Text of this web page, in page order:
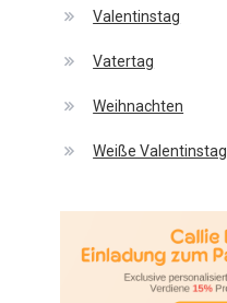
Valentinstag
Vatertag
Weihnachten
Weiße Valentinstag